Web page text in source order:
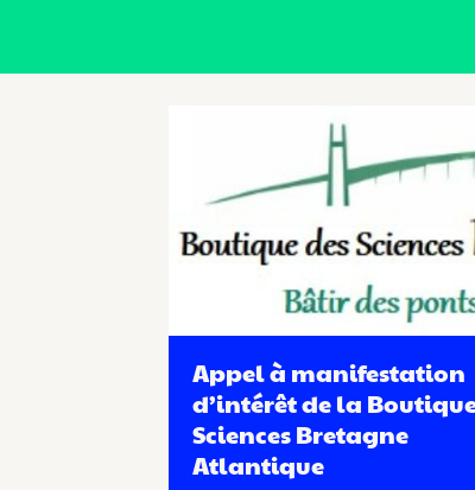
Appel à manifestation
d’intérêt de la
Sciences Bretagne
Atlantique